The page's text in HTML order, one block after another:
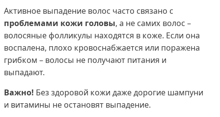
Активное выпадение волос часто связано с
проблемами кожи головы, а не самих волос –
волосяные фолликулы находятся в коже. Если она
воспалена, плохо кровоснабжается или поражена
грибком – волосы не получают питания и
выпадают.
Важно! Без здоровой кожи даже дорогие шампуни
и витамины не остановят выпадение.